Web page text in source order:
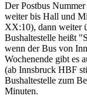
Der Postbus
weiter bis Hall und
XX:10), dann weiter
Bushaltestelle heißt
wenn der Bus von
Wochenende gibt es
(ab Innsbruck HBF
Bushaltestelle zum
Minuten.